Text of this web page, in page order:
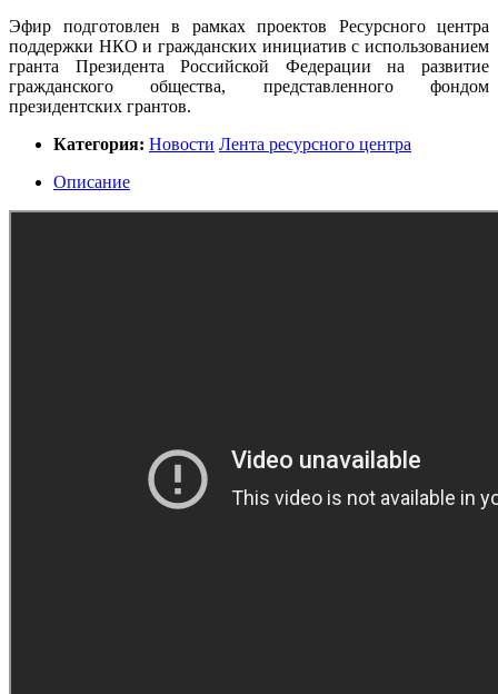
Эфир подготовлен в рамках проектов Ресурсного центра
поддержки НКО и гражданских инициатив с использованием
гранта Президента Российской Федерации на развитие
гражданского общества, представленного фондом
президентских грантов.
Категория: Новости Лента ресурсного центра
Описание